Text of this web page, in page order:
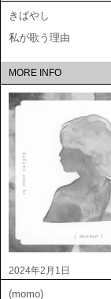
きばやし
私が歌う理由
MORE INFO
2024年2月1日
(momo)